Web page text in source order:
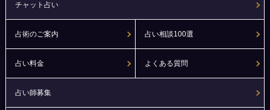
チャット占い
占術のご案内 占い相談100選
占い料金 よくある質問
占い師募集